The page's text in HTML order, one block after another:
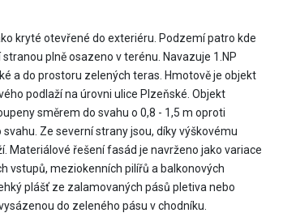
kryté otevřené do exteriéru. Podzemí patro kde
plně osazeno v terénu. Navazuje 1.NP
a do prostoru zelených teras. Hmotově je objekt
podlaží na úrovni ulice Plzeňské. Objekt
směrem do svahu o 0,8 - 1,5 m oproti
Ze severní strany jsou, díky výškovému
Materiálové řešení fasád je navrženo jako variace
vstupů, meziokenních pilířů a balkonových
plášť ze zalamovaných pásů pletiva nebo
do zeleného pásu v chodníku.